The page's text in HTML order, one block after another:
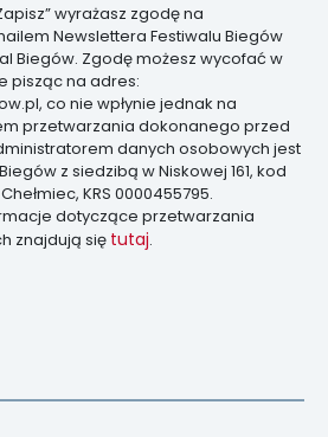
wyrażasz zgodę na
Newslettera Festiwalu Biegów
Biegów. Zgodę możesz wycofać w
pisząc na adres:
co nie wpłynie jednak na
przetwarzania dokonanego przed
danych osobowych jest
z siedzibą w Niskowej 161, kod
KRS 0000455795.
dotyczące przetwarzania
znajdują się tutaj.